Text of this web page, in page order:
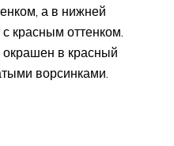
а в нижней
красным оттенком.
в красный
ворсинками.